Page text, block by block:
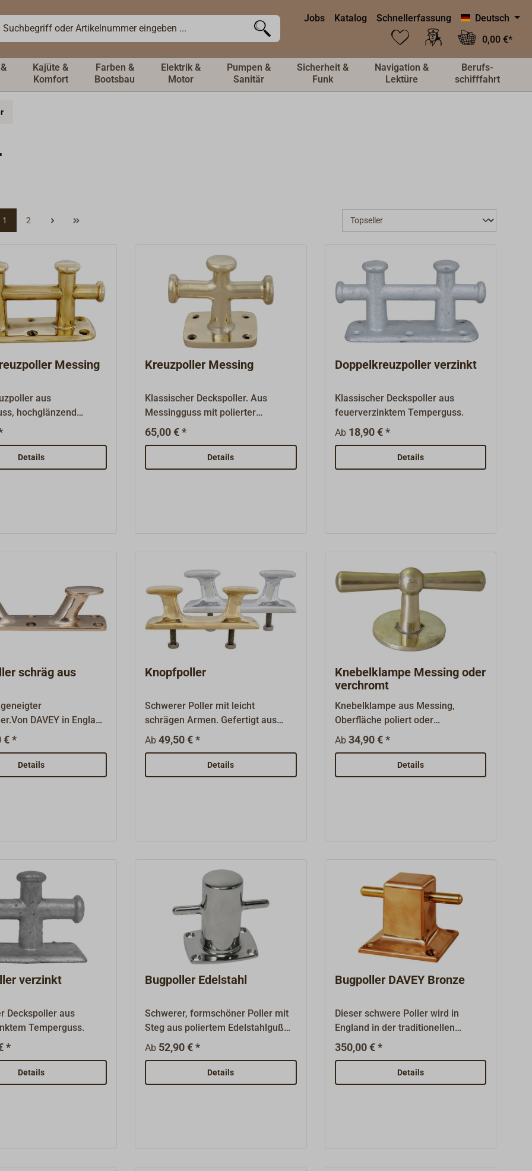
Jobs Katalog Schnellerfassung
Deutsch
0,00 €*
Kajüte &
Komfort
Farben &
Bootsbau
Elektrik &
Motor
Pumpen &
Sanitär
Sicherheit &
Funk
Navigation &
Lektüre
Berufs-
schifffahrt
1 2
Messing
aus
hochglänzend
Details
Kreuzpoller Messing
Klassischer Deckspoller. Aus
Messingguss mit polierter
Oberfläche.
65,00 € *
Details
Doppelkreuzpoller verzinkt
Klassischer Deckspoller aus
feuerverzinktem Temperguss.
Ab 18,90 € *
Details
schräg aus
DAVEY in England
Gussbronze
schrägen Armen.
in der Grundplatte.
Klassiker.
€ *
Details
Knopfpoller
Schwerer Poller mit leicht
schrägen Armen. Gefertigt aus
Messingguss, Oberfläche poliert
oder verchromt. Der Poller wird von
unten unsichtbar verschraubt.
Lieferung komplett mit zwei
Ab49,50 € *
Details
Knebelklampe Messing oder
verchromt
Knebelklampe aus Messing,
Oberfläche poliert oder
verchromt.Mit glatter runder
Grundplatte.Zur Befestigung hat
die Klampe eine zentrale M12-
Sackbohrung.Grundplatte
Ab 34,90 € *
Details
verzinkt
Deckspoller aus
Temperguss.
*
Details
Bugpoller Edelstahl
Schwerer, formschöner Poller mit
Steg aus poliertem Edelstahlguß
(AISI 316). Die Grundplatte hat
Bohrungen mit sauberen
Senkungen zum Verschrauben.
Ab 52,90 € *
Details
Bugpoller DAVEY Bronze
Dieser schwere Poller wird in
England in der traditionellen
Gussform aus hochfester Bronze
gegossen und
handpoliert.Massiver Korpus mit
kräftigem Steg.Ein funktionales
350,00 € *
Details